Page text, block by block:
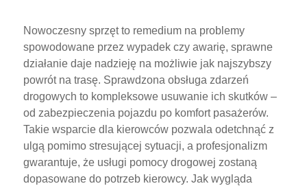
Nowoczesny sprzęt to remedium na problemy
spowodowane przez wypadek czy awarię, sprawne
działanie daje nadzieję na możliwie jak najszybszy
powrót na trasę. Sprawdzona obsługa zdarzeń
drogowych to kompleksowe usuwanie ich skutków –
od zabezpieczenia pojazdu po komfort pasażerów.
Takie wsparcie dla kierowców pozwala odetchnąć z
ulgą pomimo stresującej sytuacji, a profesjonalizm
gwarantuje, że usługi pomocy drogowej zostaną
dopasowane do potrzeb kierowcy. Jak wygląda